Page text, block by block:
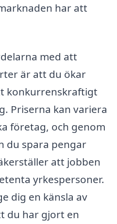
har att
med att
är att du ökar
konkurrenskraftigt
Priserna kan variera
företag, och genom
du spara pengar
att jobben
yrkespersoner.
dig en känsla av
du har gjort en